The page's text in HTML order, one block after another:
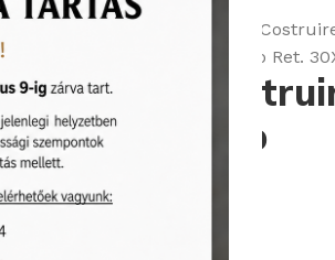
Serenissima
Costruire Metallo Nero Ret.
Padlólap
Serenissima/1063160
vastagsága: 9.5 mm